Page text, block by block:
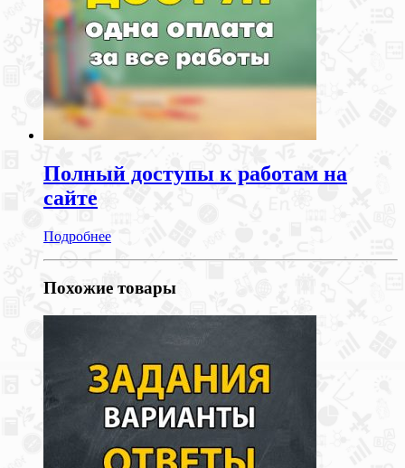
Полный доступы к работам на
сайте
Подробнее
Похожие товары